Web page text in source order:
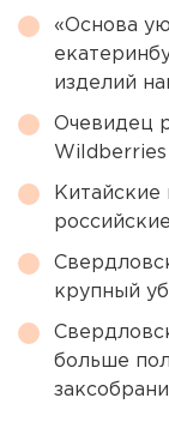
«Основа
изделий
Очевидец
Wildberries
Китайские
крупный
больше